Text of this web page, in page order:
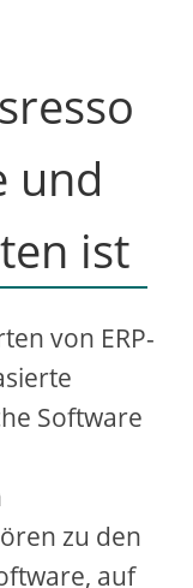
und
ist
von ERP-
Software
zu den
auf